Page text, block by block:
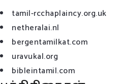
tamil-rcchaplaincy.org.uk
netheralai.nl
bergentamilkat.com
uravukal.org
bibleintamil.com